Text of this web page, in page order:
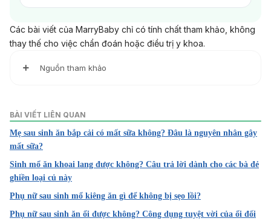
Các bài viết của MarryBaby chỉ có tính chất tham khảo, không
thay thế cho việc chẩn đoán hoặc điều trị y khoa.
Nguồn tham khảo
https://parenting.firstcry.com/articles/diet-after-c-section-
delivery-foods-to-eat-and-avoid/
Truy cập ngày 29/05//2021.
2. Diet After C-Section Delivery: Essential Nutrients To Ta
ke And Foods To Avoid
https://www.momjunction.com/articles/diet-tips-for-
mothers-after-a-cesarean-delivery_00355929/
Truy cập ngày 29/05//2021.
BÀI VIẾT LIÊN QUAN
Mẹ sau sinh ăn bắp cải có mất sữa không? Đâu là nguyên nhân gây
mất sữa?
Sinh mổ ăn khoai lang được không? Câu trả lời dành cho các bà đẻ
ghiền loại củ này
Phụ nữ sau sinh mổ kiêng ăn gì để không bị sẹo lồi?
Phụ nữ sau sinh ăn ổi được không? Công dụng tuyệt vời của ổi đối